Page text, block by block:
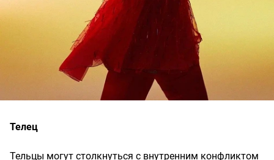
Телец
Тельцы могут столкнуться с внутренним конфликтом